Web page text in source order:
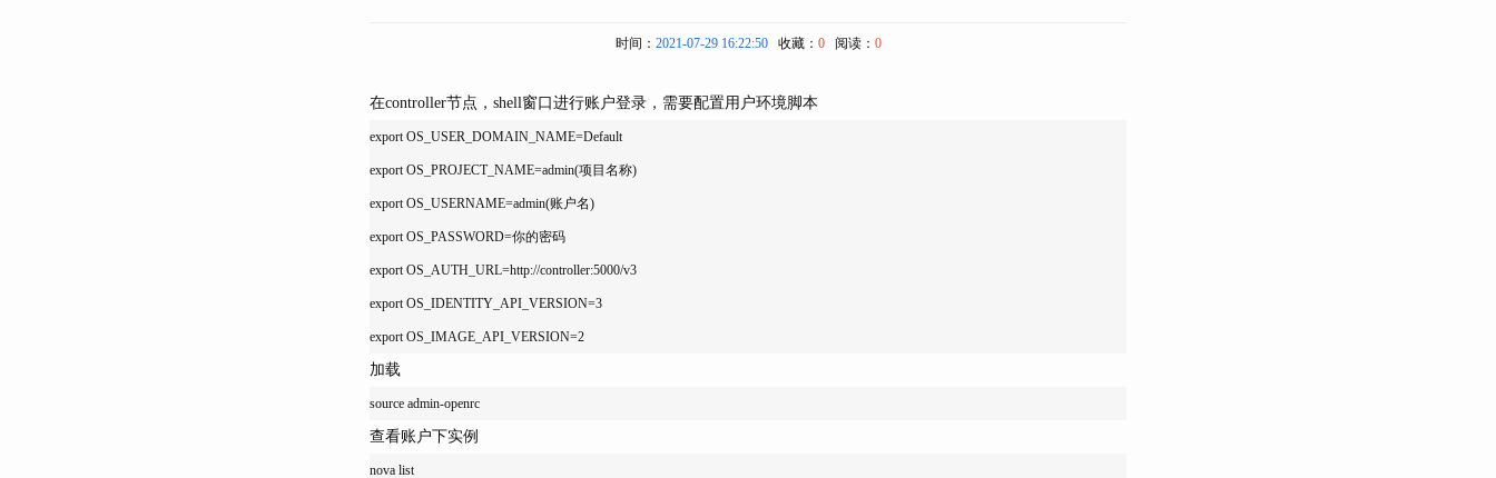
时间： 2021-07-29 16:22:50收藏： 0阅读： 0
在controller节点，shell窗口进行账户登录，需要配置用户环境脚本
export OS_USER_DOMAIN_NAME=Default
export OS_PROJECT_NAME=admin(项目名称)
export OS_USERNAME=admin(账户名)
export OS_PASSWORD=你的密码
export OS_AUTH_URL=http://controller:5000/v3
export OS_IDENTITY_API_VERSION=3
加载
查看账户下实例